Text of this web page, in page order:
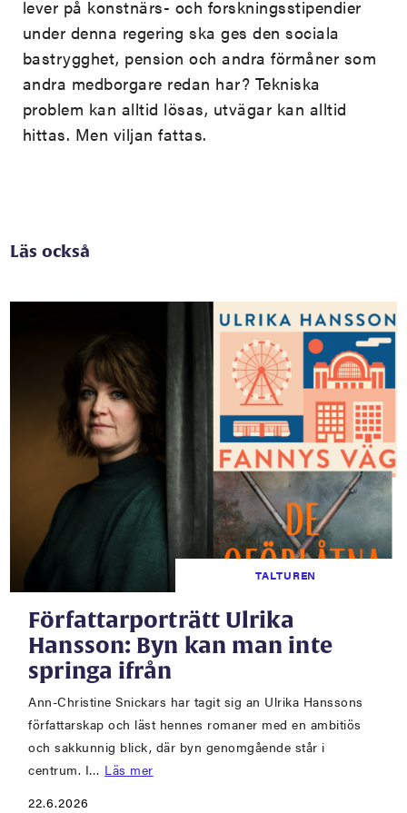
lever på konstnärs- och forskningsstipendier
under denna regering ska ges den sociala
bastrygghet, pension och andra förmåner som
andra medborgare redan har? Tekniska
problem kan alltid lösas, utvägar kan alltid
hittas. Men viljan fattas.
Läs också
TALTUREN
Författarporträtt Ulrika
Hansson: Byn kan man inte
springa ifrån
Ann-Christine Snickars har tagit sig an Ulrika Hanssons
författarskap och läst hennes romaner med en ambitiös
och sakkunnig blick, där byn genomgående står i
centrum. I… Läs mer
22.6.2026